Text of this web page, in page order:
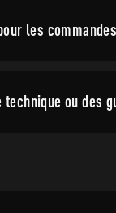
les
ou des